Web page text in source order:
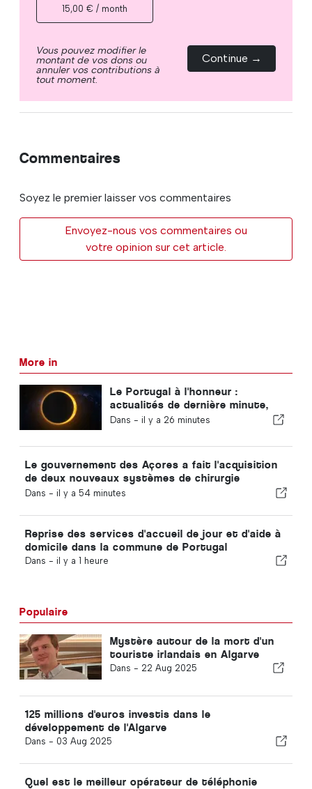
15,00 € / month
Vous pouvez modifier le
montant de vos dons ou
annuler vos contributions à
tout moment.
Continue →
Commentaires
Soyez le premier laisser vos commentaires
Envoyez-nous vos commentaires ou
votre opinion sur cet article.
More in
Le Portugal à l'honneur :
actualités de dernière minute,
tendances touristiques et les
Dans - il y a 26 minutes
Le gouvernement des Açores a fait l'acquisition
de deux nouveaux systèmes de chirurgie
robotisée
Dans - il y a 54 minutes
Reprise des services d'accueil de jour et d'aide à
domicile dans la commune de Portugal
Dans - il y a 1 heure
Populaire
Mystère autour de la mort d'un
touriste irlandais en Algarve
Dans - 22 Aug 2025
125 millions d'euros investis dans le
développement de l'Algarve
Dans - 03 Aug 2025
Quel est le meilleur opérateur de téléphonie